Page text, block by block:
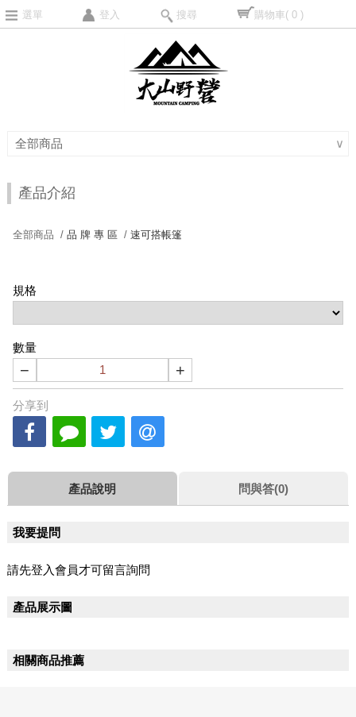
選單 登入 搜尋 購物車( 0 )
全部商品 ∨
產品介紹
全部商品 /品 牌 專 區 /速可搭帳篷
規格
數量
− +
分享到
產品說明 問與答(0)
我要提問
請先登入會員才可留言詢問
產品展示圖
相關商品推薦